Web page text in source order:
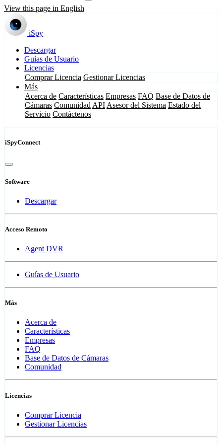
View this page in English
iSpy
Descargar
Guías de Usuario
Licencias
Comprar Licencia Gestionar Licencias
Más
Acerca de Características Empresas FAQ Base de Datos de
Cámaras Comunidad API Asesor del Sistema Estado del
Servicio Contáctenos
iSpyConnect
Software
Descargar
Acceso Remoto
Agent DVR
Guías de Usuario
Más
Acerca de
Características
Empresas
FAQ
Base de Datos de Cámaras
Comunidad
Licencias
Comprar Licencia
Gestionar Licencias